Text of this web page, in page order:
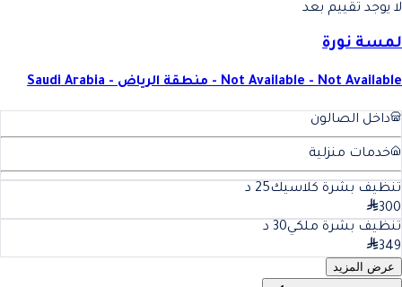
لا يوجد تقييم بعد
لمسة نورة
Not Available - Not Available - منطقة الرياض - Saudi Arabia
داخل الصالون
خدمات منزلية
تنظيف بشرة كلاسيك25 د
300
تنظيف بشرة ملكي30 د
349
عرض المزيد